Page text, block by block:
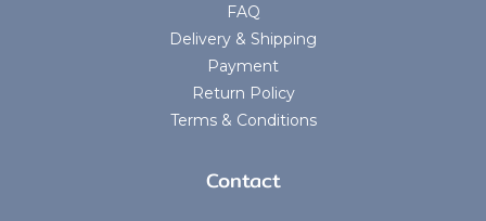
FAQ
Delivery & Shipping
Payment
Return Policy
Terms & Conditions
Contact